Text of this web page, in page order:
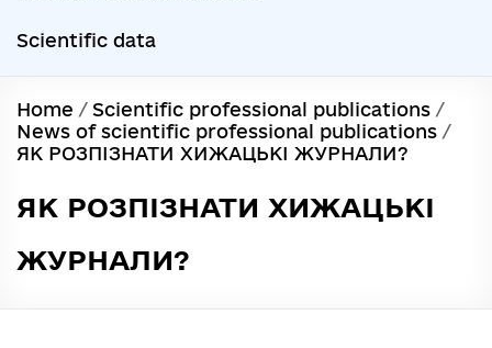
Scientific data
Home / Scientific professional publications /
News of scientific professional publications /
ЯК РОЗПІЗНАТИ ХИЖАЦЬКІ ЖУРНАЛИ?
ЯК РОЗПІЗНАТИ ХИЖАЦЬКІ
ЖУРНАЛИ?